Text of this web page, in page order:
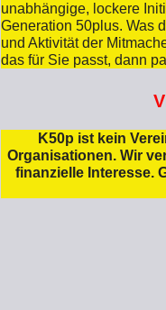
unabhängige, lockere
Generation 50plus. Was
und Aktivität der
das für Sie passt, dann
K50p ist kein
Organisationen. Wir
finanzielle Interesse.